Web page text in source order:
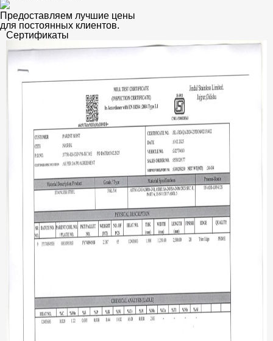
Предоставляем лучшие цены
для постоянных клиентов.
Сертификаты